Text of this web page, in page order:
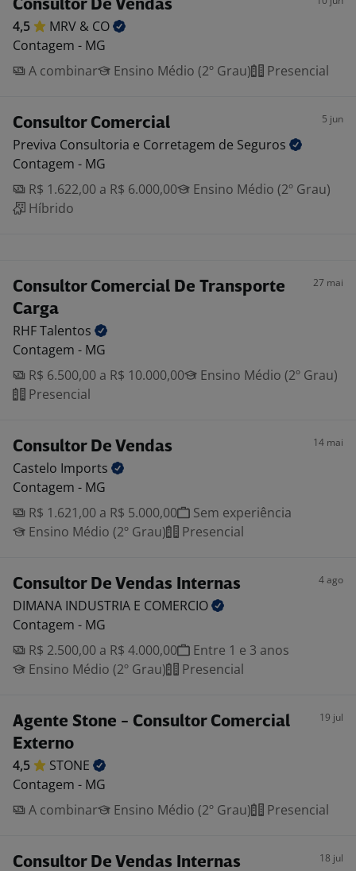
Consultor De Vendas
4,5 MRV & CO
Contagem - MG
A combinar
Ensino Médio (2º Grau) Presencial
Consultor Comercial 5 jun
Previva Consultoria e Corretagem de Seguros
Contagem - MG
R$ 1.622,00 a R$ 6.000,00
Ensino Médio (2º Grau)
Híbrido
Consultor Comercial De Transporte
Carga
27 mai
RHFTalentos
Contagem - MG
R$ 6.500,00 a R$ 10.000,00
Ensino Médio (2º Grau)
Presencial
Consultor De Vendas 14 mai
Castelo Imports
Contagem - MG
R$ 1.621,00 a R$ 5.000,00
Sem experiência
Ensino Médio (2º Grau)
Presencial
Consultor De Vendas Internas 4 ago
DIMANA INDUSTRIA E COMERCIO
Contagem - MG
R$ 2.500,00 a R$ 4.000,00
Entre 1 e 3 anos
Ensino Médio (2º Grau)
Presencial
Agente Stone - Consultor Comercial
Externo
19 jul
4,5
STONE
Contagem - MG
A combinar
Ensino Médio (2º Grau) Presencial
Consultor De Vendas Internas 18 jul